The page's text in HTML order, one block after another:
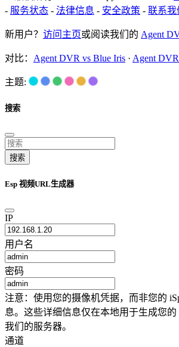
- 服务状态 - 法律信息 - 安全政策 - 联系我
新用户？ 访问主页或阅读我们的 Agent
对比： Agent DVR vs Blue Iris · Agent
主题:
搜索
搜索
Esp 视频URL生成器
IP
用户名
密码
注意：使用您的摄像机凭据，而非您的
息。这些详细信息仅在本地用于生成您的
我们的服务器。
通道